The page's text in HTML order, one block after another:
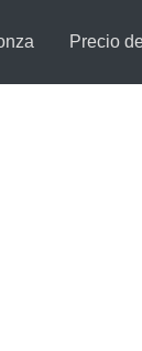
Precio